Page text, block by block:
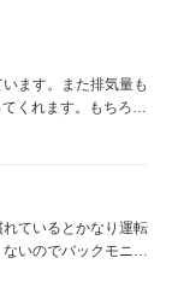
ます。また排気量も
くれます。もちろん
なのも安定感があり
ができます。7人乗
せることができるま
ているとかなり運転
いのでバックモニタ
はあれどの車もある